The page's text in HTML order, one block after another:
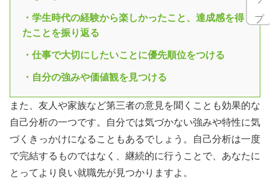
・学生時代の経験から楽しかったこと、達成感を得
たことを振り返る
・仕事で大切にしたいことに優先順位をつける
・自分の強みや価値観を見つける
また、友人や家族など第三者の意見を聞くことも効果的な
自己分析の一つです。自分では気づかない強みや特性に気
づくきっかけになることもあるでしょう。自己分析は一度
で完結するものではなく、継続的に行うことで、あなたに
とってより良い就職先が見つかりますよ。